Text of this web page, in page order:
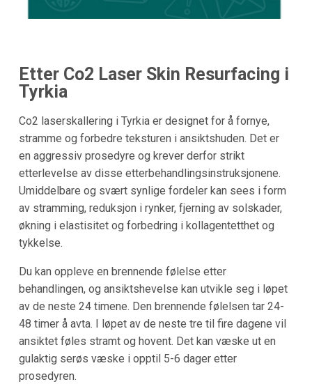
Etter Co2 Laser Skin Resurfacing i
Tyrkia
Co2 laserskallering i Tyrkia er designet for å fornye,
stramme og forbedre teksturen i ansiktshuden. Det er
en aggressiv prosedyre og krever derfor strikt
etterlevelse av disse etterbehandlingsinstruksjonene.
Umiddelbare og svært synlige fordeler kan sees i form
av stramming, reduksjon i rynker, fjerning av solskader,
økning i elastisitet og forbedring i kollagentetthet og
tykkelse.
Du kan oppleve en brennende følelse etter
behandlingen, og ansiktshevelse kan utvikle seg i løpet
av de neste 24 timene. Den brennende følelsen tar 24-
48 timer å avta. I løpet av de neste tre til fire dagene vil
ansiktet føles stramt og hovent. Det kan væske ut en
gulaktig serøs væske i opptil 5-6 dager etter
prosedyren.